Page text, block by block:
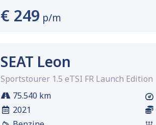
€ 249 p/m
SEAT Leon
Sportstourer 1.5 eTSI FR Launch Edition
75.540 km
2021